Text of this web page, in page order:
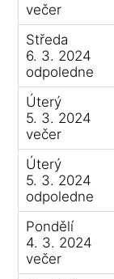
večer
Středa
6. 3. 2024
odpoledne
Úterý
5. 3. 2024
večer
Úterý
5. 3. 2024
odpoledne
Pondělí
4. 3. 2024
večer